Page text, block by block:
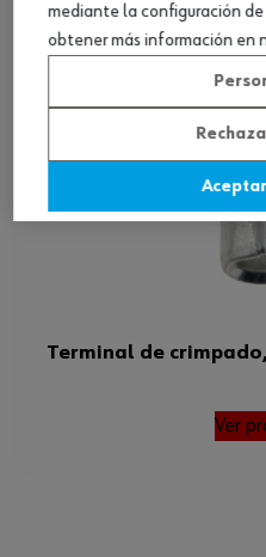
Terminal de
Ver
mediante la configuración
obtener más información en